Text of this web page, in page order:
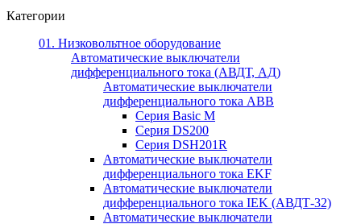
Категории
01. Низковольтное оборудование
Автоматические выключатели
дифференциального тока (АВДТ, АД)
Автоматические выключатели
дифференциального тока ABB
Серия Basic M
Серия DS200
Серия DSH201R
Автоматические выключатели
дифференциального тока EKF
Автоматические выключатели
дифференциального тока IEK (АВДТ-32)
Автоматические выключатели